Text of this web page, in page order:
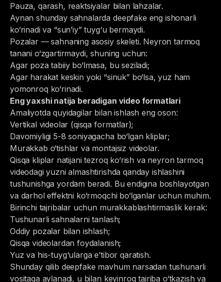
Pauza, qarash, reaktsiyalar bilan lahzalar.
Aynan shunday sahnalarda deepfake eng ishonarli
ko‘rinadi va “sun’iy” tuyg‘u bermaydi.
Pozalar — sahnaning asosiy skeleti. Neyron tarmoq
tanani o‘zgartirmaydi, shuning uchun:
Agar poza tabiiy bo‘lmasa, bu seziladi;
Agar harakat keskin yoki “sinuk” bo‘lsa, yuz ham
yomonroq ko‘rinadi.
Eng yaxshi natija beradigan video formatlari
Amaliyotda quyidagilar bilan ishlash eng oson:
Vertikal videolar (qisqa formatlar);
Davomiyligi 5-8 soniyagacha bo‘lgan kliplar;
Murakkab o‘tishlar va montajsiz videolar.
Qisqa kliplar natijani tezroq ko‘rish va neyron tarmoq
videodagi yuzni almashtirishda qanday ishlashini
tushunishga yordam beradi. Bu endigina boshlayotgan
va darhol effektni ko‘rmoqchi bo‘lganlar uchun muhim.
Birinchi tajribalar uchun murakkablashtirmaslik kerak:
Tushunarli sahnalarni tanlash;
Oddiy pozalar bilan ishlash;
Qisqa videolardan foydalanish;
Yuz va his-tuyg‘ularga e’tibor qaratish.
Shunday qilib deepfake mavhum narsadan tushunarli
vositaga aylanadi, u bilan keyinroq tajriba o‘tkazish va